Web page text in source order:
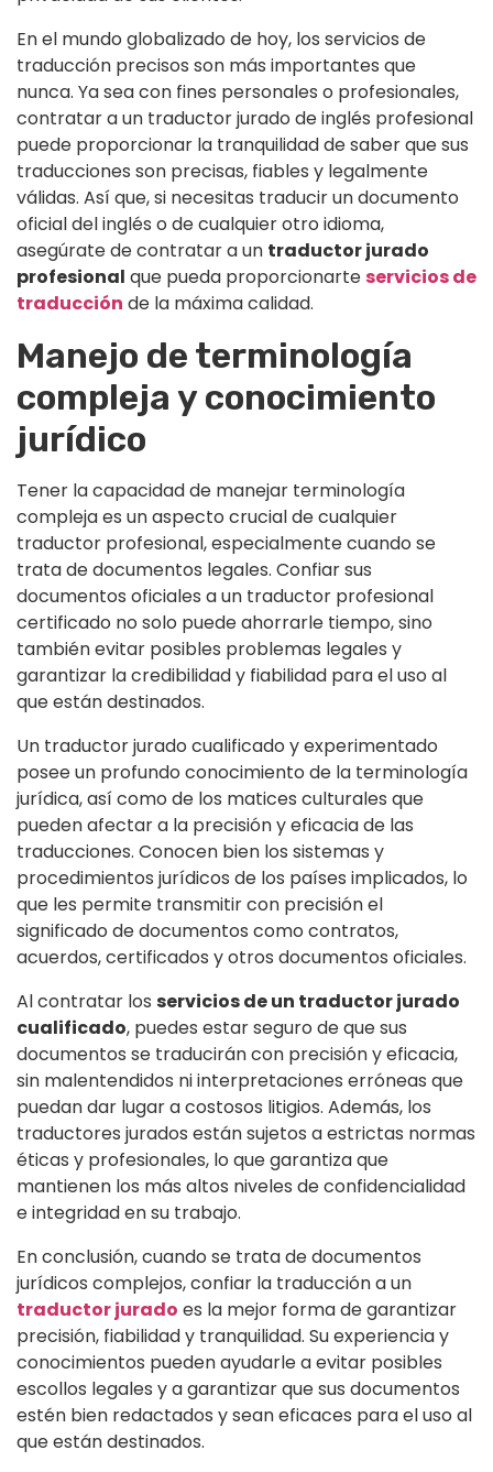
En el mundo globalizado de hoy, los servicios de
traducción precisos son más importantes que
nunca. Ya sea con fines personales o profesionales,
contratar a un traductor jurado de inglés profesional
puede proporcionar la tranquilidad de saber que sus
traducciones son precisas, fiables y legalmente
válidas. Así que, si necesitas traducir un documento
oficial del inglés o de cualquier otro idioma,
asegúrate de contratar a un traductor jurado
profesional que pueda proporcionarteservicios de
traducción de la máxima calidad.
Manejo de terminología
compleja y conocimiento
jurídico
Tener la capacidad de manejar terminología
compleja es un aspecto crucial de cualquier
traductor profesional, especialmente cuando se
trata de documentos legales. Confiar sus
documentos oficiales a un traductor profesional
certificado no solo puede ahorrarle tiempo, sino
también evitar posibles problemas legales y
garantizar la credibilidad y fiabilidad para el uso al
que están destinados.
Un traductor jurado cualificado y experimentado
posee un profundo conocimiento de la terminología
jurídica, así como de los matices culturales que
pueden afectar a la precisión y eficacia de las
traducciones. Conocen bien los sistemas y
procedimientos jurídicos de los países implicados, lo
que les permite transmitir con precisión el
significado de documentos como contratos,
acuerdos, certificados y otros documentos oficiales.
Al contratar los servicios de un traductor jurado
cualificado, puedes estar seguro de que sus
documentos se traducirán con precisión y eficacia,
sin malentendidos ni interpretaciones erróneas que
puedan dar lugar a costosos litigios. Además, los
traductores jurados están sujetos a estrictas normas
éticas y profesionales, lo que garantiza que
mantienen los más altos niveles de confidencialidad
e integridad en su trabajo.
En conclusión, cuando se trata de documentos
jurídicos complejos, confiar la traducción a un
traductor jurado es la mejor forma de garantizar
precisión, fiabilidad y tranquilidad. Su experiencia y
conocimientos pueden ayudarle a evitar posibles
escollos legales y a garantizar que sus documentos
estén bien redactados y sean eficaces para el uso al
que están destinados.